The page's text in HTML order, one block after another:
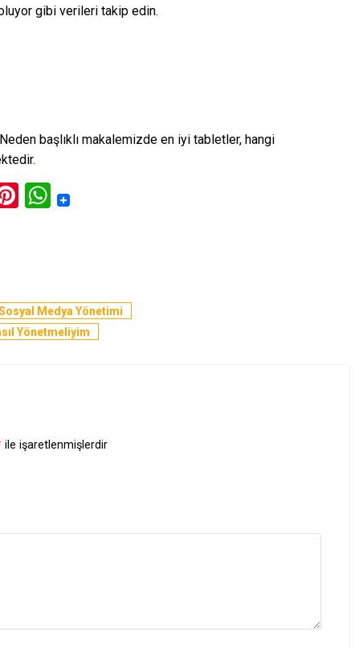
gibi verileri takip edin.
başlıklı makalemizde en iyi tabletler, hangi
Pinterest
WhatsApp
Medya Yönetimi
Yönetmeliyim
ile işaretlenmişlerdir